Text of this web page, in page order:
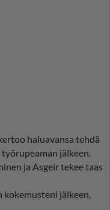
haluavansa tehdä
jälkeen.
ja Asgeir tekee taas
kokemusteni jälkeen,